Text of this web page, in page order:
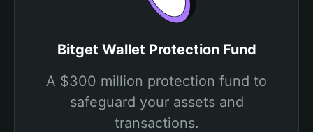
Bitget Wallet Protection Fund
A $300 million protection fund to
safeguard your assets and
transactions.